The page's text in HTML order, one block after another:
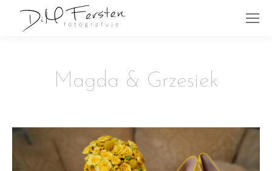
Magda & Grzesiek